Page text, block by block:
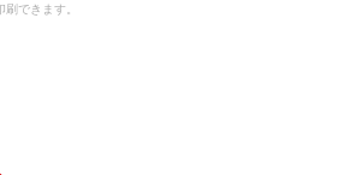
刷できます。